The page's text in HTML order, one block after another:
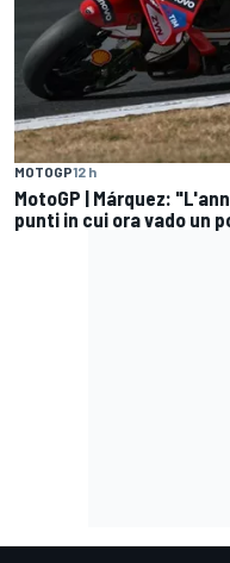
MOTOGP12 h
MotoGP | Márquez:
punti in cui ora vado un